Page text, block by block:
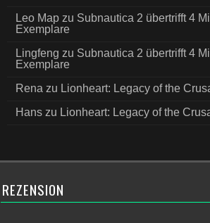
Leo Map zu Subnautica 2 übertrifft 4
Exemplare
Lingfeng zu Subnautica 2 übertrifft 4
Exemplare
Rena zu Lionheart: Legacy of the
Hans zu Lionheart: Legacy of the
REZENSION